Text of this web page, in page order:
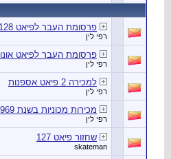
פרסומת העבר לפיאט 128
רפי לין
פרסומת העבר לפיאט אונו
רפי לין
למכירה 2 פיאט אספנות
רפי לין
מכירות מכוניות בשנת 1969 לעומת 1968 בישראל
רפי לין
שחזור פיאט 127
skateman